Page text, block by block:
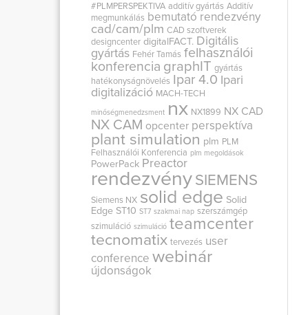
#PLMPERSPEKTIVA additív gyártás Additív
megmunkálás bemutató rendezvény
cad/cam/plm CAD szoftverek
designcenter digitalFACT. Digitális
gyártás Fehér Tamás felhasználói
konferencia graphIT gyártás
hatékonyságnövelés Ipar 4.0 Ipari
digitalizáció MACH-TECH
minőségmenedzsment nx NX1899 NX CAD
NX CAM opcenter perspektíva
plant simulation plm PLM
Felhasználói Konferencia plm megoldások
PowerPack Preactor
rendezvénySIEMENS
Siemens NX solid edge Solid
Edge ST10 ST7 szakmai nap szerszámgép
szimuláció szimuláció teamcenter
tecnomatix tervezés user
conference webinár
újdonságok